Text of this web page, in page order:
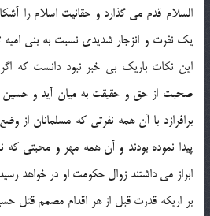
السلام قدم مى گذارد و حقانيت اسلام را
يك نفرت و انزجار شديدى نسبت به بنى اميه
اين نكات باريك بى خبر نبود دانست كه
صحبت از حق و حقيقت به ميان آيد و حسين
برافرازد با آن همه نفرتى كه مسلمانان از
پيدا نموده بودند و آن همه مهر و محبتى
ابراز مى داشتند زوال حكومت او در خواهد
بر اريكه قدرت قبل از هر اقدام مصمم قتل